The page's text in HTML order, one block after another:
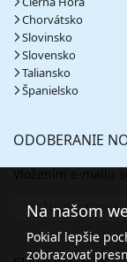
Chorvátsko
Slovinsko
Slovensko
Taliansko
Španielsko
ODOBERANIE
Na našom
Pokiaľ lepšie
zobrazovať